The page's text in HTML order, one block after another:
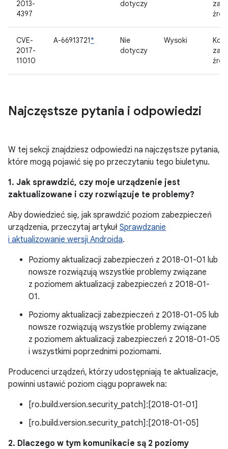
2013-
4397
dotyczy
CVE-
2017-
11010
A-66913721*
Nie
dotyczy
Wysoki
Najczęstsze pytania i odpowiedzi
W tej sekcji znajdziesz odpowiedzi na najczęstsze pytania,
które mogą pojawić się po przeczytaniu tego biuletynu.
1. Jak sprawdzić, czy moje urządzenie jest
zaktualizowane i czy rozwiązuje te problemy?
Aby dowiedzieć się, jak sprawdzić poziom zabezpieczeń
urządzenia, przeczytaj artykuł Sprawdzanie
i aktualizowanie wersji Androida.
Poziomy aktualizacji zabezpieczeń z 2018-01-01 lub
nowsze rozwiązują wszystkie problemy związane
z poziomem aktualizacji zabezpieczeń z 2018-01-
01.
Poziomy aktualizacji zabezpieczeń z 2018-01-05 lub
nowsze rozwiązują wszystkie problemy związane
z poziomem aktualizacji zabezpieczeń z 2018-01-05
i wszystkimi poprzednimi poziomami.
Producenci urządzeń, którzy udostępniają te aktualizacje,
powinni ustawić poziom ciągu poprawek na:
[ro.build.version.security_patch]:[2018-01-01]
[ro.build.version.security_patch]:[2018-01-05]
2. Dlaczego w tym komunikacie są 2 poziomy